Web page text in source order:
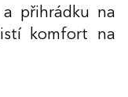
přihrádku na
komfort na